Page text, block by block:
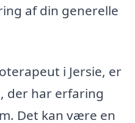
af din generelle
i Jersie, er
der har erfaring
Det kan være en